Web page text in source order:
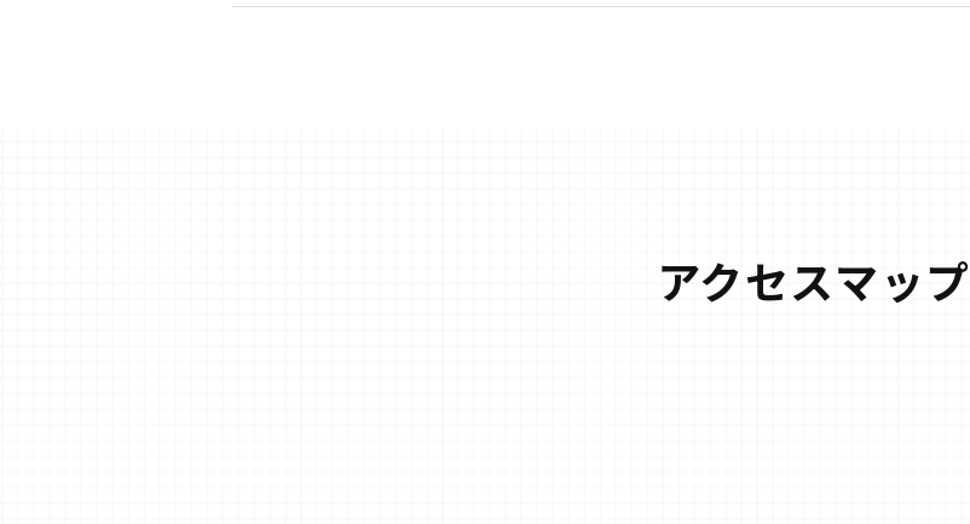
アクセスマップ